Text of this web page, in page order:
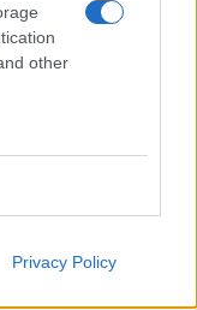
other
Privacy Policy
e il suo primo